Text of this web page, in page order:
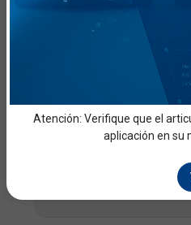
Teléfono
Atención: Verifique que el
aplicación en su